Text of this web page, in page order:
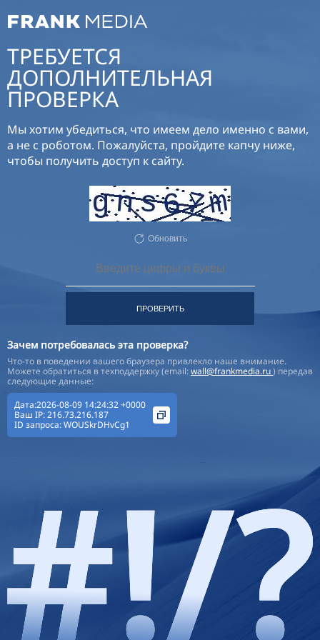
ТРЕБУЕТСЯ
ДОПОЛНИТЕЛЬНАЯ
ПРОВЕРКА
Мы хотим убедиться, что имеем дело именно с вами,
а не с роботом. Пожалуйста, пройдите капчу ниже,
чтобы получить доступ к сайту.
Обновить
ПРОВЕРИТЬ
Зачем потребовалась эта проверка?
Что-то в поведении вашего браузера привлекло наше внимание.
Можете обратиться в техподдержку (email:wall@frankmedia.ru) передав
следующие данные:
Дата:2026-08-09 14:24:32 +0000
Ваш IP:216.73.216.187
ID запроса:WOUSkrDHvCg1